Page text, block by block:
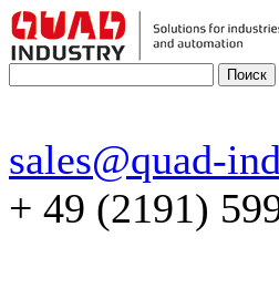
sales@quad-
+ 49 (2191)